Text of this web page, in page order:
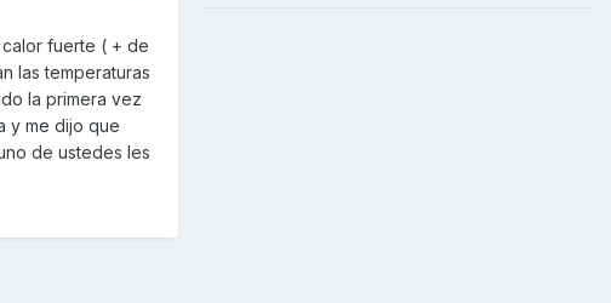
fuerte ( + de
las temperaturas
la primera vez
y me dijo que
de ustedes les